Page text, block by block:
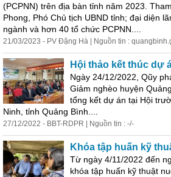
(PCPNN) trên địa bàn tỉnh năm 2023. Tham
Phong, Phó Chủ tịch UBND tỉnh; đại diện
ngành và hơn 40 tổ chức PCPNN....
21/03/2023 - PV Đặng Hà | Nguồn tin :
Hội thảo kết thúc dự
Ngày 24/12/2022, Qũy
Giảm nghèo huyện
tổng kết dự án tại Hội
Ninh, tỉnh Quảng Bình....
27/12/2022 - BBT-RDPR | Nguồn tin : -/-
Khóa tập huấn kỹ
Từ ngày 4/11/2022 đến
khóa tập huấn kỹ thuật